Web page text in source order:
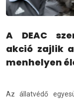
A DEAC
akció zajlik
menhelyen
Az állatvédő